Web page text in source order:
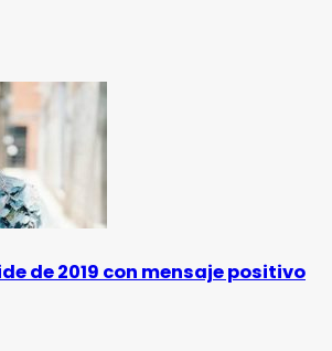
de 2019 con mensaje positivo